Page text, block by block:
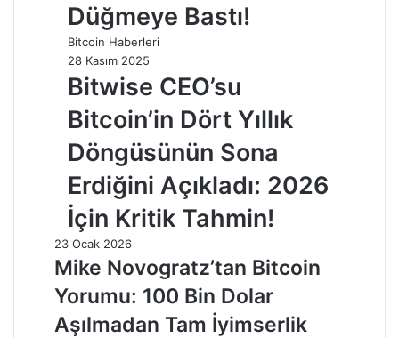
Düğmeye Bastı!
Bitcoin Haberleri
28 Kasım 2025
Bitwise CEO’su
Bitcoin’in Dört Yıllık
Döngüsünün Sona
Erdiğini Açıkladı: 2026
İçin Kritik Tahmin!
23 Ocak 2026
Mike Novogratz’tan Bitcoin
Yorumu: 100 Bin Dolar
Aşılmadan Tam İyimserlik